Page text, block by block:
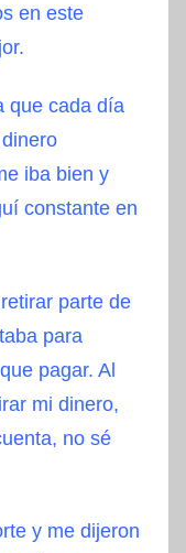
en este
que cada día
iba bien y
constante en
parte de
para
pagar. Al
mi dinero,
no sé
y me dijeron